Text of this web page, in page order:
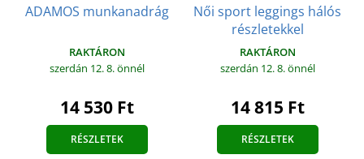
ADAMOS munkanadrág
RAKTÁRON
szerdán 12. 8.önnél
14 530 Ft
RÉSZLETEK
Női sport leggings hálós
részletekkel
RAKTÁRON
szerdán 12. 8.önnél
14 815 Ft
RÉSZLETEK